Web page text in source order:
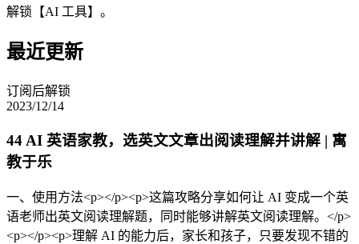
解锁【AI 工具】。
最近更新
订阅后解锁
2023/12/14
44 AI 英语家教，选英文文章出阅读理解并讲解 | 寓
教于乐
一、使用方法<p></p><p>这篇攻略分享如何让 AI 变成一个英
语老师出英文阅读理解题，同时能够讲解英文阅读理解。</p>
<p></p><p>理解 AI 的能力后，家长和孩子，只要发现不错的